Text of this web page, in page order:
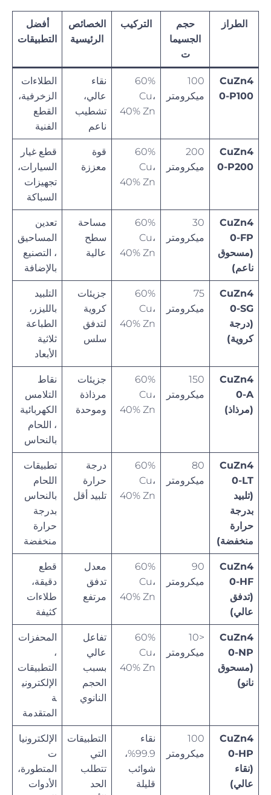
الطراز
حجم
الجسيما
ت
التركيب
الخصائص
الرئيسية
أفضل
التطبيقات
CuZn4
0-P100
100
ميكرومتر
60%
Cu،
40% Zn
نقاء
عالي،
تشطيب
ناعم
الطلاءات
الزخرفية،
القطع
الفنية
CuZn4
0-P200
200
ميكرومتر
60%
Cu،
40% Zn
قوة
معززة
قطع غيار
السيارات،
تجهيزات
السباكة
CuZn4
0-FP
(مسحوق
ناعم)
30
ميكرومتر
60%
Cu،
40% Zn
مساحة
سطح
عالية
تعدين
المساحيق
، التصنيع
بالإضافة
CuZn4
0-SG
(درجة
كروية)
75
ميكرومتر
60%
Cu،
40% Zn
جزيئات
كروية
لتدفق
سلس
التلبيد
بالليزر،
الطباعة
ثلاثية
الأبعاد
CuZn4
0-A
(مرذاذ)
150
ميكرومتر
60%
Cu،
40% Zn
جزيئات
مرذاذة
وموحدة
نقاط
التلامس
الكهربائية
، اللحام
بالنحاس
CuZn4
0-LT
(تلبيد
بدرجة
حرارة
منخفضة)
80
ميكرومتر
60%
Cu،
40% Zn
درجة
حرارة
تلبيد أقل
تطبيقات
اللحام
بالنحاس
بدرجة
حرارة
منخفضة
CuZn4
0-HF
(تدفق
عالي)
90
ميكرومتر
60%
Cu،
40% Zn
معدل
تدفق
مرتفع
قطع
دقيقة،
طلاءات
كثيفة
CuZn4
0-NP
(مسحوق
نانو)
<10
ميكرومتر
60%
Cu،
40% Zn
تفاعل
عالي
بسبب
الحجم
النانوي
المحفزات
،
التطبيقات
الإلكتروني
ة
المتقدمة
CuZn4
0-HP
(نقاء
عالي)
100
ميكرومتر
نقاء
99.9%،
شوائب
قليلة
التطبيقات
التي
تتطلب
الحد
الإلكترونيا
ت
المتطورة،
الأدوات